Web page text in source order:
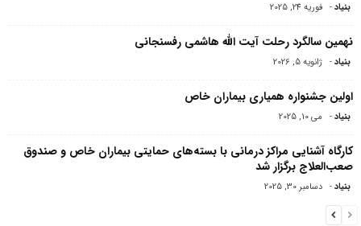
بنیاد- فوریه 24, 2025
نهمین سالگرد رحلت آیت الله هاشمی رفسنجانی
بنیاد- ژانویه 5, 2026
اولین جشنواره همیاری بیماران خاص
بنیاد- می 10, 2025
کارگاه آشنایی مراکز درمانی با بسته‌های حمایتی بیماران خاص و صندوق
صعب‌العلاج برگزار شد
بنیاد- دسامبر 30, 2025